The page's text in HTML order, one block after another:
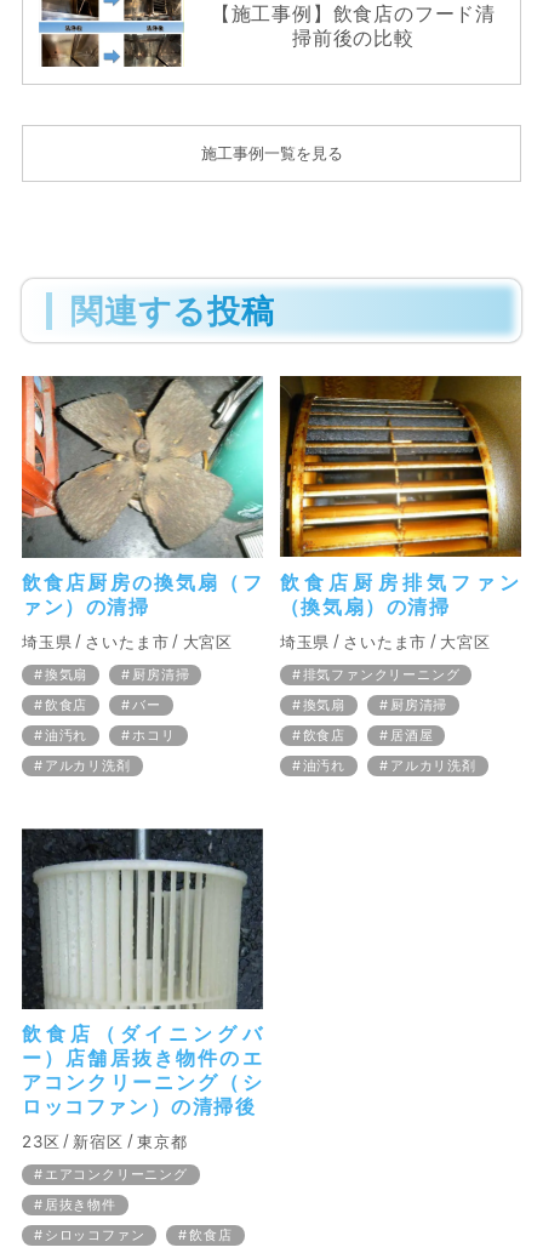
【施工事例】飲食店のフード清
掃前後の比較
施工事例一覧を見る
関連する投稿
飲食店厨房の換気扇（フ
ァン）の清掃
埼玉県 さいたま市 大宮区
換気扇
厨房清掃
飲食店
バー
油汚れ
ホコリ
アルカリ洗剤
飲食店厨房排気ファン
（換気扇）の清掃
埼玉県 さいたま市 大宮区
排気ファンクリーニング
換気扇
厨房清掃
飲食店
居酒屋
油汚れ
アルカリ洗剤
飲食店（ダイニングバ
ー）店舗居抜き物件のエ
アコンクリーニング（シ
ロッコファン）の清掃後
23区 新宿区 東京都
エアコンクリーニング
居抜き物件
シロッコファン
飲食店